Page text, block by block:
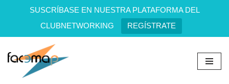
SUSCRÍBASE EN NUESTRA PLATAFORMA DEL
CLUBNETWORKING
REGÍSTRATE
Saltar